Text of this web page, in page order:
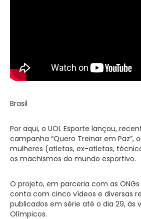
Brasil
Por aqui, o UOL Esporte lançou,
campanha “Quero Treinar em Paz”,
mulheres (atletas, ex-atletas,
os machismos do mundo esportivo.
O projeto, em parceria com as ONGs
conta com cinco vídeos e diversas
publicados em série até o dia 29, às
Olímpicos.